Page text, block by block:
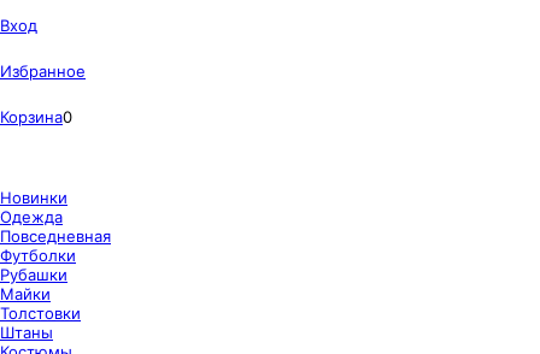
Вход
Избранное
Корзина0
Новинки
Одежда
Повседневная
Футболки
Рубашки
Майки
Толстовки
Штаны